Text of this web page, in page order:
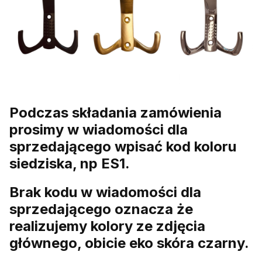
Podczas składania zamówienia
prosimy w wiadomości dla
sprzedającego wpisać kod koloru
siedziska, np ES1.
Brak kodu w wiadomości dla
sprzedającego oznacza że
realizujemy kolory ze zdjęcia
głównego, obicie eko skóra czarny.